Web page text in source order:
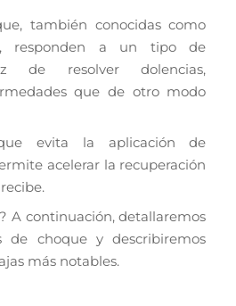
también conocidas como
responden a un tipo de
de resolver dolencias,
que de otro modo
evita la aplicación de
acelerar la recuperación
A continuación, detallaremos
de choque y describiremos
más notables.